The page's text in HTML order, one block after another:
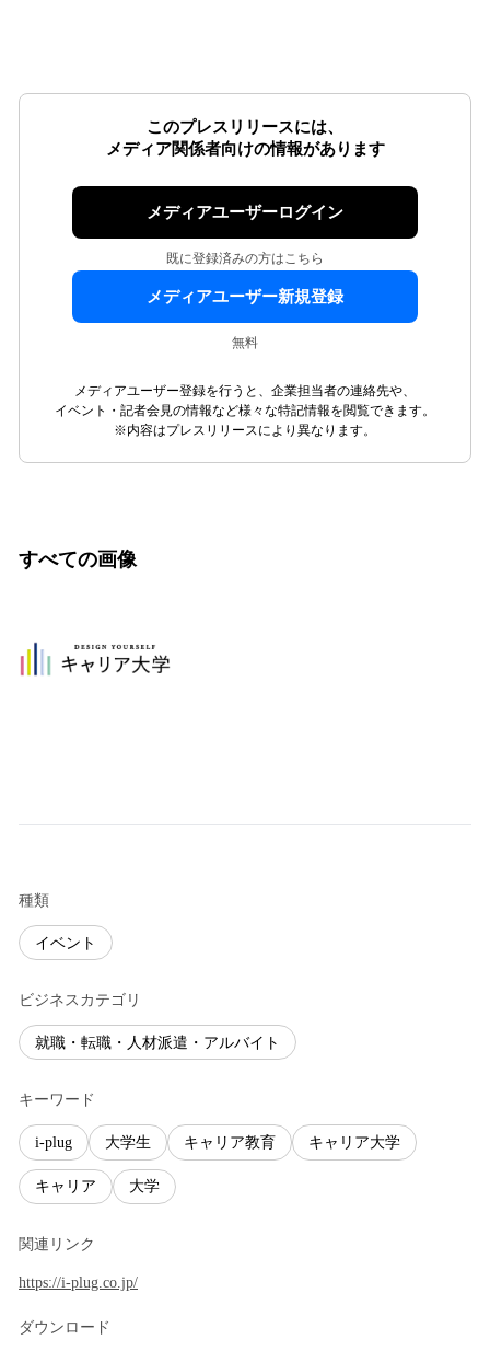
このプレスリリースには、
メディア関係者向けの情報があります
メディアユーザーログイン
既に登録済みの方はこちら
メディアユーザー新規登録
無料
メディアユーザー登録を行うと、企業担当者の連絡先や、
イベント・記者会見の情報など様々な特記情報を閲覧できます。
※内容はプレスリリースにより異なります。
すべての画像
種類
イベント
ビジネスカテゴリ
就職・転職・人材派遣・アルバイト
キーワード
i-plug 大学生 キャリア教育 キャリア大学
キャリア 大学
関連リンク
https://i-plug.co.jp/
ダウンロード